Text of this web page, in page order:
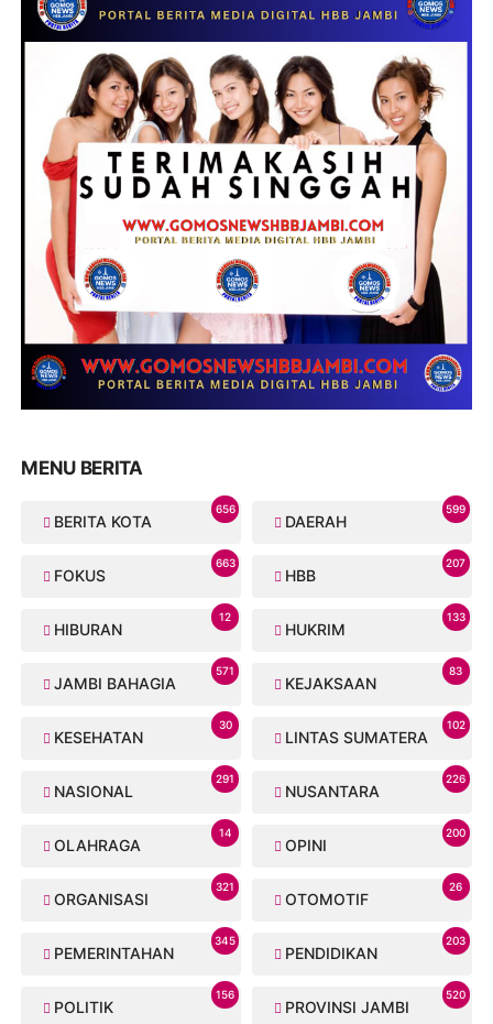
MENU BERITA
BERITA KOTA
656
DAERAH
599
FOKUS
663
HBB
207
HIBURAN
12
HUKRIM
133
JAMBI BAHAGIA
571
KEJAKSAAN
83
KESEHATAN
30
LINTAS SUMATERA
102
NASIONAL
291
NUSANTARA
226
OLAHRAGA
14
OPINI
200
ORGANISASI
321
OTOMOTIF
26
PEMERINTAHAN
345
PENDIDIKAN
203
POLITIK
156
PROVINSI JAMBI
520